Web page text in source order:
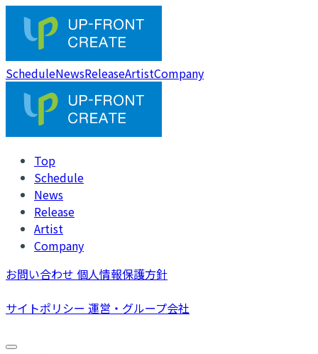
ScheduleNewsReleaseArtistCompany
Top
Schedule
News
Release
Artist
Company
お問い合わせ 個人情報保護方針
サイトポリシー 運営・グループ会社